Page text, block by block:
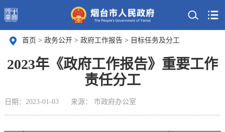
首页 > 政务公开 > 政府工作报告 > 目标任务及分工
2023年《政府工作报告》重要工作
责任分工
日期：2023-01-03 来源： 市政府办公室